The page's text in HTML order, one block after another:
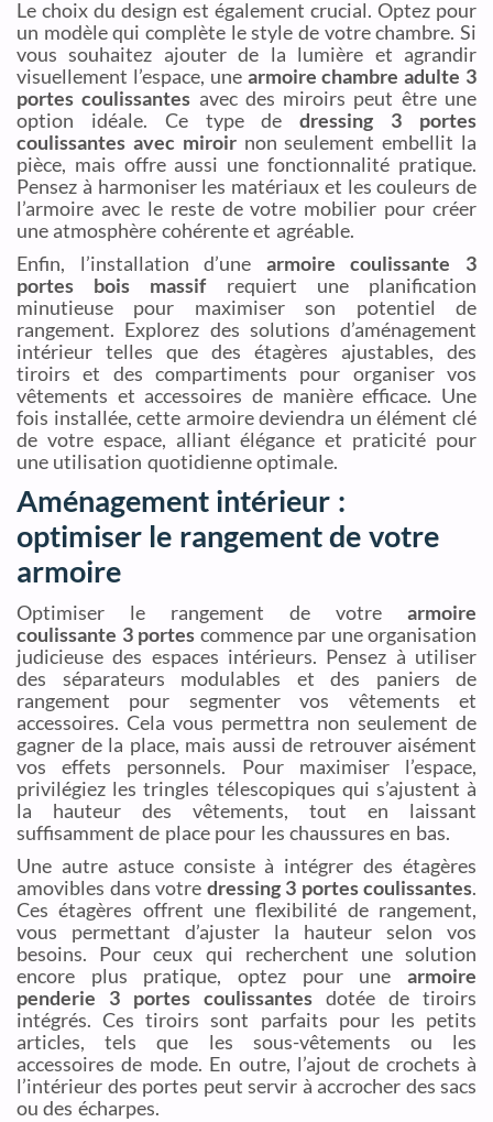
Le choix du design est également crucial. Optez pour
un modèle qui complète le style de votre chambre. Si
vous souhaitez ajouter de la lumière et agrandir
visuellement l’espace, une armoire chambre adulte 3
portes coulissantes avec des miroirs peut être une
option idéale. Ce type dedressing 3 portes
coulissantes avec miroirnon seulement embellit la
pièce, mais offre aussi une fonctionnalité pratique.
Pensez à harmoniser les matériaux et les couleurs de
l’armoire avec le reste de votre mobilier pour créer
une atmosphère cohérente et agréable.
Enfin, l’installation d’une armoire coulissante 3
portes bois massifrequiert une planification
minutieuse pour maximiser son potentiel de
rangement. Explorez des solutions d’aménagement
intérieur telles que des étagères ajustables, des
tiroirs et des compartiments pour organiser vos
vêtements et accessoires de manière efficace. Une
fois installée, cette armoire deviendra un élément clé
de votre espace, alliant élégance et praticité pour
une utilisation quotidienne optimale.
Aménagement intérieur :
optimiser le rangement de votre
armoire
Optimiser le rangement de votre armoire
coulissante 3 portes commence par une organisation
judicieuse des espaces intérieurs. Pensez à utiliser
des séparateurs modulables et des paniers de
rangement pour segmenter vos vêtements et
accessoires. Cela vous permettra non seulement de
gagner de la place, mais aussi de retrouver aisément
vos effets personnels. Pour maximiser l’espace,
privilégiez les tringles télescopiques qui s’ajustent à
la hauteur des vêtements, tout en laissant
suffisamment de place pour les chaussures en bas.
Une autre astuce consiste à intégrer des étagères
amovibles dans votre dressing 3 portes coulissantes.
Ces étagères offrent une flexibilité de rangement,
vous permettant d’ajuster la hauteur selon vos
besoins. Pour ceux qui recherchent une solution
encore plus pratique, optez pour une armoire
penderie 3 portes coulissantes dotée de tiroirs
intégrés. Ces tiroirs sont parfaits pour les petits
articles, tels que les sous-vêtements ou les
accessoires de mode. En outre, l’ajout de crochets à
l’intérieur des portes peut servir à accrocher des sacs
ou des écharpes.